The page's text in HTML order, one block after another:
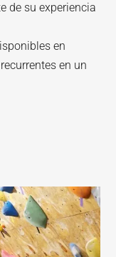
de su experiencia
en
en un